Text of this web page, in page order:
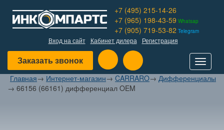
+7 (495) 215-14-26
+7 (965) 198-43-59 Whatsap
+7 (905) 719-53-82 Telegram
Вход на сайт Кабинет дилера Регистрация
Заказать звонок
Toggle
Главная→ Интернет-магазин→ CARRARO→ Дифференциалы
→ 66156 (66161) дифференциал OEM